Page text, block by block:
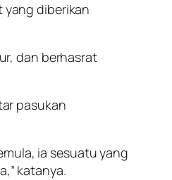
yang diberikan
dan berhasrat
pasukan
ia sesuatu yang
katanya.